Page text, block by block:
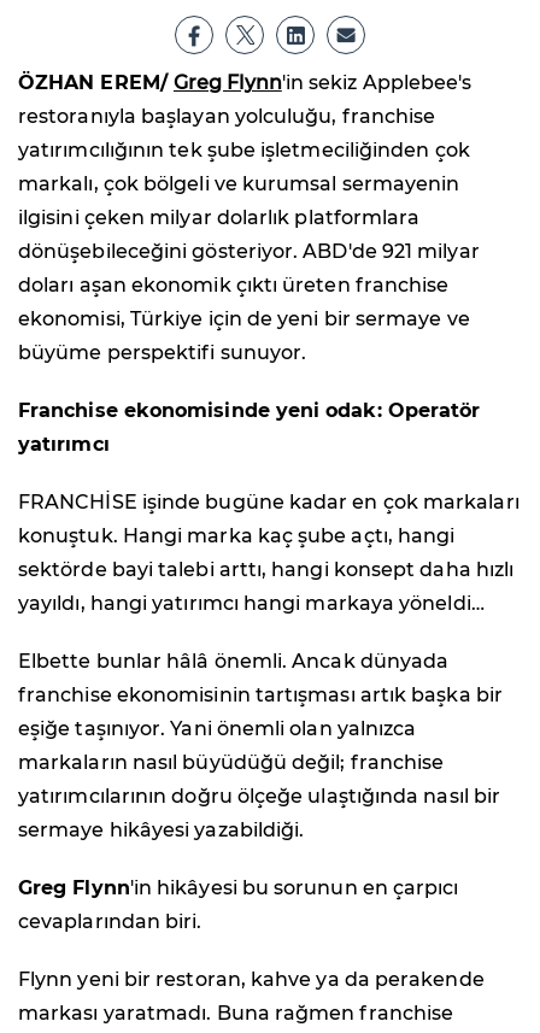
ÖZHAN EREM/ Greg Flynn'in sekiz Applebee's
restoranıyla başlayan yolculuğu, franchise
yatırımcılığının tek şube işletmeciliğinden çok
markalı, çok bölgeli ve kurumsal sermayenin
ilgisini çeken milyar dolarlık platformlara
dönüşebileceğini gösteriyor. ABD'de 921 milyar
doları aşan ekonomik çıktı üreten franchise
ekonomisi, Türkiye için de yeni bir sermaye ve
büyüme perspektifi sunuyor.
Franchise ekonomisinde yeni odak: Operatör
yatırımcı
FRANCHİSE işinde bugüne kadar en çok markaları
konuştuk. Hangi marka kaç şube açtı, hangi
sektörde bayi talebi arttı, hangi konsept daha hızlı
yayıldı, hangi yatırımcı hangi markaya yöneldi…
Elbette bunlar hâlâ önemli. Ancak dünyada
franchise ekonomisinin tartışması artık başka bir
eşiğe taşınıyor. Yani önemli olan yalnızca
markaların nasıl büyüdüğü değil; franchise
yatırımcılarının doğru ölçeğe ulaştığında nasıl bir
sermaye hikâyesi yazabildiği.
Greg Flynn'in hikâyesi bu sorunun en çarpıcı
cevaplarından biri.
Flynn yeni bir restoran, kahve ya da perakende
markası yaratmadı. Buna rağmen franchise